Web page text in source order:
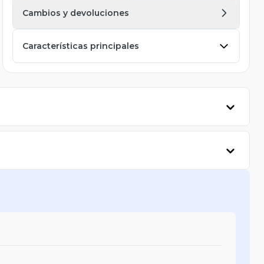
Cambios y devoluciones
Características principales